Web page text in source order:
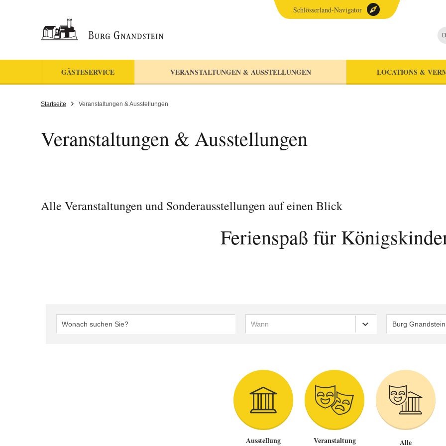
GÄSTESERVICE VERANSTALTUNGEN & AUSSTELLUNGEN LOCATIONS &
Schlösserland-Navigator
Startseite Veranstaltungen & Ausstellungen
Veranstaltungen & Ausstellungen
Alle Veranstaltungen und Sonderausstellungen auf einen Blick
Ferienspaß für
Wann Burg Gnandstein
Ausstellung Veranstaltung Alle